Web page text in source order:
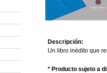
Descripción:
Un libro inédito que
* Producto sujeto a